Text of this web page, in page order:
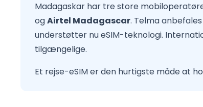
Madagaskar har tre store
ogAirtel Madagascar. Telma
understøtter nu eSIM-teknologi.
tilgængelige.
Et rejse-eSIM er den hurtigste måde at